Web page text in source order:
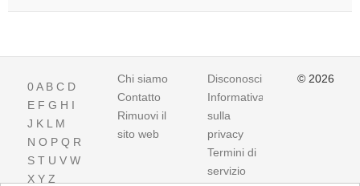
0A B C D
E F G H I
J K L M
N O P Q R
S T U V W
X Y Z
Chi siamo
Contatto
Rimuovi il
sito web
Disconoscimento
Informativa
sulla
privacy
Termini di
servizio
© 2026